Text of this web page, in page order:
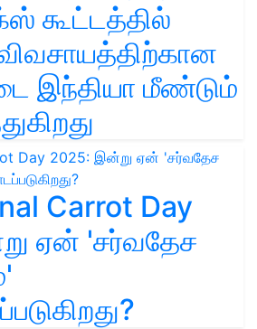
கூட்டத்தில்
இந்தியா மீண்டும்
Carrot Day
ஏன் 'சர்வதேச